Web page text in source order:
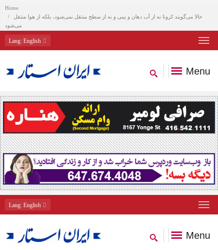
Home
حالا می‌گویند کرونا نه از آب دهان و بینی و نه از سطح منتقل نمی‌شود، بلکه از هوا منتقل
می‌شود
Lang: English
Menu
Lang: English
Menu